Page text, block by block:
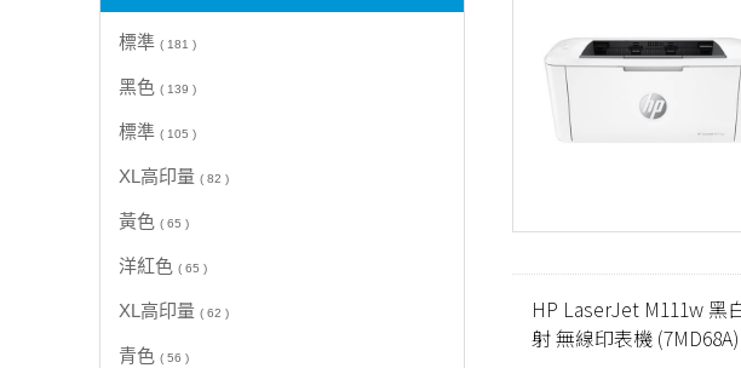
設計工Z6
標準 ( 181 )
黑色 ( 139 )
標準 ( 105 )
XL高印量 ( 82 )
黃色 ( 65 )
洋紅色 ( 65 )
XL高印量 ( 62 )
青色 ( 56 )
HP LaserJet M111w 黑
射 無線印表機 (7MD68A)